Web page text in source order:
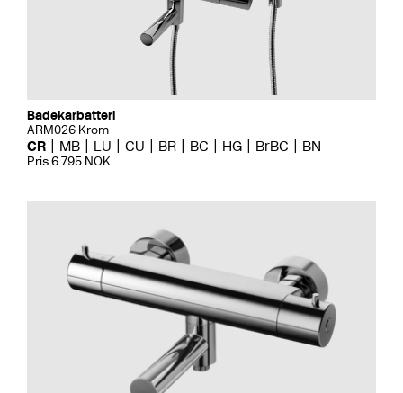
Badekarbatteri
ARM026 Krom
CR MB LU CU BR BC HG BrBC BN
Pris 6 795 NOK